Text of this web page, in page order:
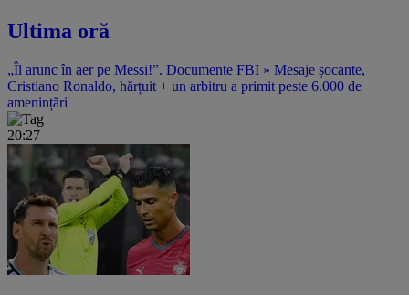
Ultima oră
„Îl arunc în aer pe Messi!”. Documente FBI » Mesaje șocante,
Cristiano Ronaldo, hărțuit + un arbitru a primit peste 6.000 de
amenințări
20:27